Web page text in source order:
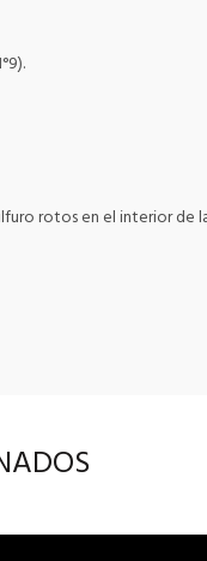
rotos en el interior de